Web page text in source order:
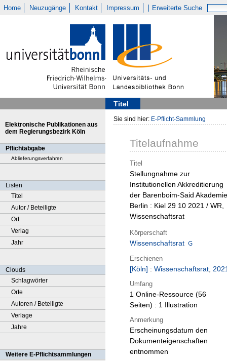
Home Neuzugänge Kontakt Impressum Erweiterte Suche
Titel
Elektronische Publikationen aus
dem Regierungsbezirk Köln
Pflichtabgabe
Ablieferungsverfahren
Listen
Titel
Autor / Beteiligte
Ort
Verlag
Jahr
Clouds
Schlagwörter
Orte
Autoren / Beteiligte
Verlage
Jahre
Weitere E-Pflichtsammlungen
Sie sind hier: E-Pflicht-Sammlung
Titelaufnahme
Titel
Stellungnahme zur
Institutionellen Akkreditierung
der Barenboim-Said
Berlin : Kiel 29 10 2021 / WR,
Wissenschaftsrat
Körperschaft
Wissenschaftsrat
Erschienen
[Köln] : Wissenschaftsrat,
Umfang
1 Online-Ressource (56
Seiten) : 1 Illustration
Anmerkung
Erscheinungsdatum den
Dokumenteigenschaften
entnommen